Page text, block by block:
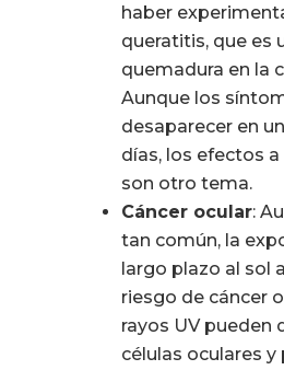
haber
queratitis, que es
quemadura en la
Aunque los
desaparecer en
días, los efectos
son otro tema.
Cáncer ocular:
tan común, la
largo plazo al sol
riesgo de cáncer
rayos UV pueden
células oculares y